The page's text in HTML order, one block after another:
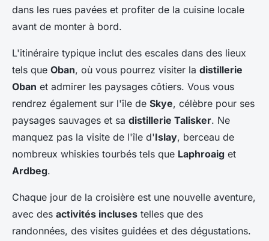
dans les rues pavées et profiter de la cuisine locale
avant de monter à bord.
L'itinéraire typique inclut des escales dans des lieux
tels que Oban, où vous pourrez visiter la distillerie
Oban et admirer les paysages côtiers. Vous vous
rendrez également sur l'île de Skye, célèbre pour ses
paysages sauvages et sa distillerie Talisker. Ne
manquez pas la visite de l'île d'Islay, berceau de
nombreux whiskies tourbés tels que Laphroaig et
Ardbeg.
Chaque jour de la croisière est une nouvelle aventure,
avec des activités incluses telles que des
randonnées, des visites guidées et des dégustations.